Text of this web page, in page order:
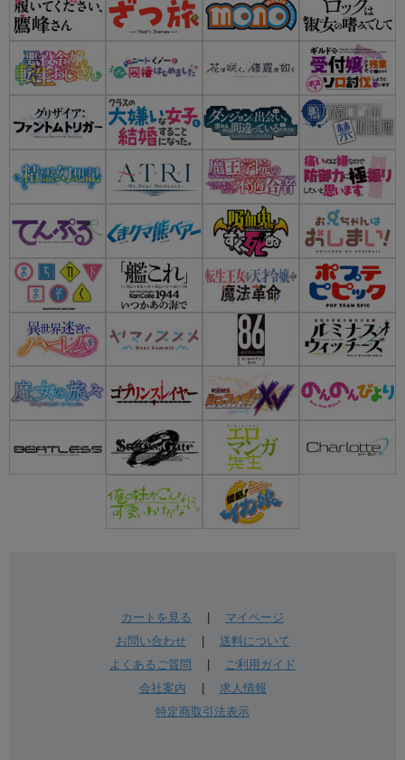
カートを見る
マイページ
お問い合わせ| 送料について
よくあるご質問
ご利用ガイド
会社案内
求人情報
特定商取引法表示